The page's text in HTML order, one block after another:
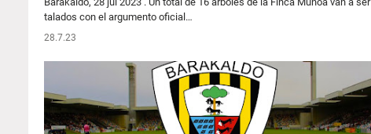
talados con el argumento oficial…
28.7.23